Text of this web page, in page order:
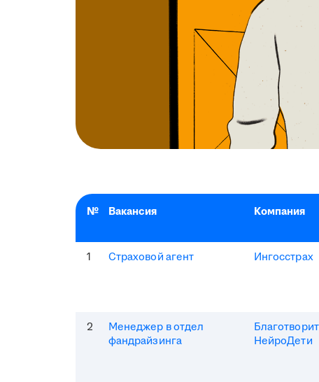
№ Вакансия Компания
1 Страховой агент Ингосстрах
2
Менеджер в отдел
фандрайзинга
НейроДети